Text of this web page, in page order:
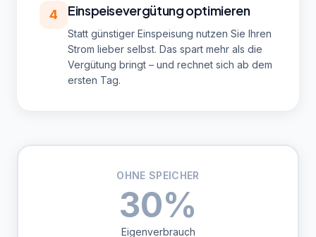
4 Einspeisevergütung optimieren
Statt günstiger Einspeisung nutzen Sie Ihren
Strom lieber selbst. Das spart mehr als die
Vergütung bringt – und rechnet sich ab dem
ersten Tag.
OHNE SPEICHER
30%
Eigenverbrauch